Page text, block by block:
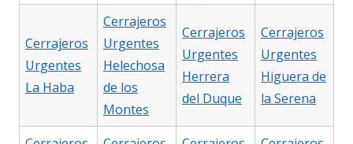
Cerrajeros
Urgentes
La Haba
Cerrajeros
Urgentes
Helechosa
de los
Montes
Cerrajeros
Urgentes
Herrera
del Duque
Cerrajeros
Urgentes
Higuera de
la Serena